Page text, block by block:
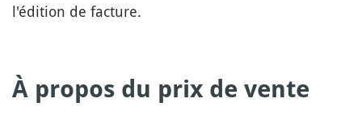
l'édition de facture.
À propos du prix de vente